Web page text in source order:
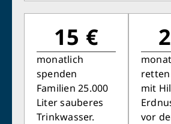
15 €
monatlich
spenden
Familien 25.000
Liter sauberes
Trinkwasser.
mit
vor